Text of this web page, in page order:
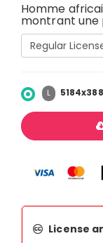
Homme
montrant une
L
License